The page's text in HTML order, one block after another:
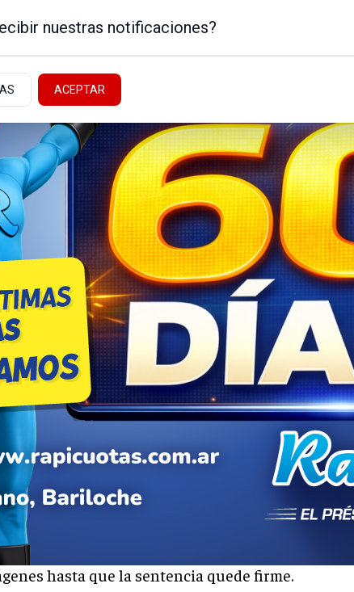
Noticias de la Patagonia
NEUQUÉN - ALTO VALLE NACIONALES
la tobillera electrónica y
efectiva
semanas. También se lo vinculó con un hurto en
para proteger a sus hijos, y el juez
hasta que la sentencia quede firme.
nuestras notificaciones?
ACEPTAR